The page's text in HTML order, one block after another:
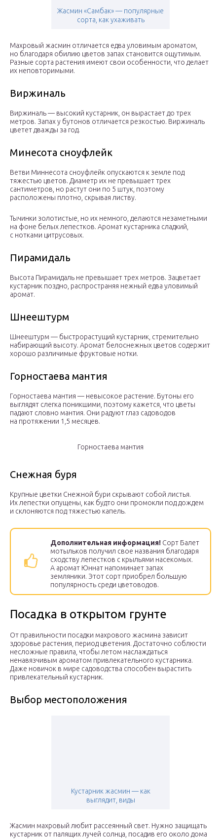
Жасмин «Самбак» — популярные
сорта, как ухаживать
Махровый жасмин отличается едва уловимым ароматом,
но благодаря обилию цветов запах становится ощутимым.
Разные сорта растения имеют свои особенности, что делает
их неповторимыми.
Виржиналь
Виржиналь — высокий кустарник, он вырастает до трех
метров. Запах у бутонов отличается резкостью. Виржиналь
цветет дважды за год.
Минесота сноуфлейк
Ветви Миннесота сноуфлейк опускаются к земле под
тяжестью цветов. Диаметр их не превышает трех
сантиметров, но растут они по 5 штук, поэтому
расположены плотно, скрывая листву.
Тычинки золотистые, но их немного, делаются незаметными
на фоне белых лепестков. Аромат кустарника сладкий,
с нотками цитрусовых.
Пирамидаль
Высота Пирамидаль не превышает трех метров. Зацветает
кустарник поздно, распространяя нежный едва уловимый
аромат.
Шнеештурм
Шнеештурм — быстрорастущий кустарник, стремительно
набирающий высоту. Аромат белоснежных цветов содержит
хорошо различимые фруктовые нотки.
Горностаева мантия
Горностаева мантия — невысокое растение. Бутоны его
выглядят слегка поникшими, поэтому кажется, что цветы
падают словно мантия. Они радуют глаз садоводов
на протяжении 1,5 месяцев.
Горностаева мантия
Снежная буря
Крупные цветки Снежной бури скрывают собой листья.
Их лепестки опущены, как будто они промокли под дождем
и склоняются под тяжестью капель.
Дополнительная информация! Сорт Балет
мотыльков получил свое названия благодаря
сходству лепестков с крыльями насекомых.
А аромат Юннат напоминает запах
земляники. Этот сорт приобрел большую
популярность среди цветоводов.
Посадка в открытом грунте
От правильности посадки махрового жасмина зависит
здоровье растения, период цветения. Достаточно соблюсти
несложные правила, чтобы летом наслаждаться
ненавязчивым ароматом привлекательного кустарника.
Даже новичок в мире садоводства способен вырастить
привлекательный кустарник.
Выбор местоположения
Кустарник жасмин — как
выглядит, виды
Жасмин махровый любит рассеянный свет. Нужно защищать
кустарник от палящих лучей солнца, посадив его около дома